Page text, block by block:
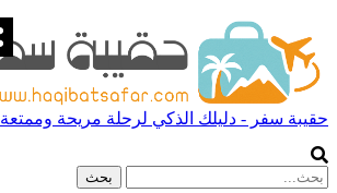
حقيبة سفر - دليلك الذكي لرحلة مريحة وممتعة